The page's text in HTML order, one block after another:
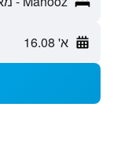
א' 16.08